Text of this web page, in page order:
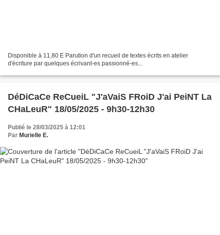
Disponible à 11,80 E Parution d'un recueil de textes écrits en atelier
d'écriture par quelques écrivant-es passionné-es...
DéDiCaCe ReCueiL "J'aVaiS FRoiD J'ai PeiNT La
CHaLeuR" 18/05/2025 - 9h30-12h30
Publié le 28/03/2025 à 12:01
Par Murielle E.